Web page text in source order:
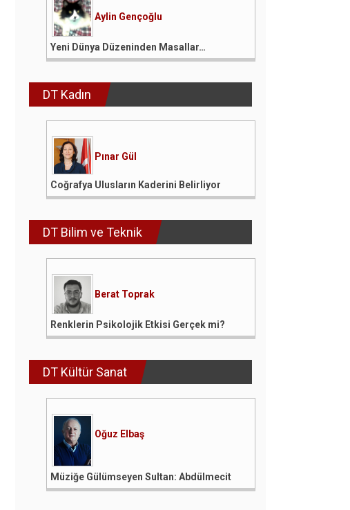
Aylin Gençoğlu
Yeni Dünya Düzeninden Masallar…
DT Kadın
Pınar Gül
Coğrafya Ulusların Kaderini Belirliyor
DT Bilim ve Teknik
Berat Toprak
Renklerin Psikolojik Etkisi Gerçek mi?
DT Kültür Sanat
Oğuz Elbaş
Müziğe Gülümseyen Sultan: Abdülmecit